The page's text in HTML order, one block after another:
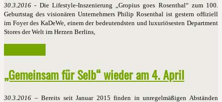
30.3.2016 - Die Lifestyle-Inszenierung „Gropius goes Rosenthal“ zum 100.
Geburtstag des visionären Unternehmers Philip Rosenthal ist gestern offiziell
im Foyer des KaDeWe, einem der bedeutendsten und luxuriösesten Department
Stores der Welt im Herzen Berlins,
„Gemeinsam für Selb“ wieder am 4. April
30.3.2016 – Bereits seit Januar 2015 finden in unregelmäßigen Abständen